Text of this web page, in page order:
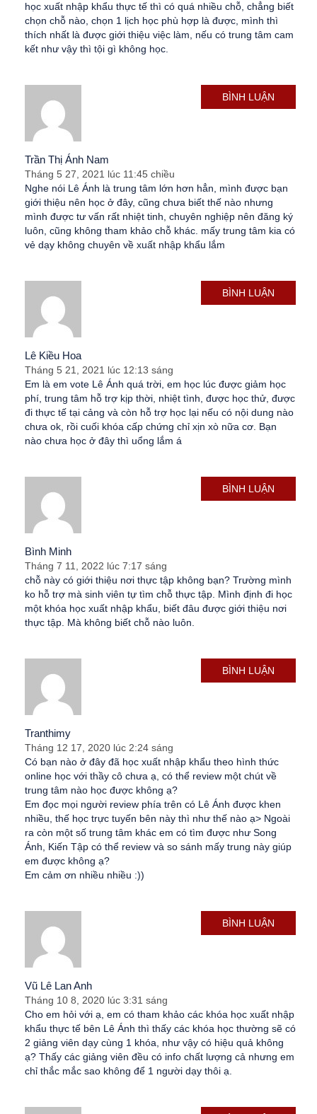
học xuất nhập khẩu thực tế thì có quá nhiều chỗ, chẳng biết
chọn chỗ nào, chọn 1 lịch học phù hợp là được, mình thì
thích nhất là được giới thiệu việc làm, nếu có trung tâm cam
kết như vậy thì tội gì không học.
Trần Thị Ánh Nam
Tháng 5 27, 2021 lúc 11:45 chiều
Nghe nói Lê Ánh là trung tâm lớn hơn hẳn, mình được bạn
giới thiệu nên học ở đây, cũng chưa biết thế nào nhưng
mình được tư vấn rất nhiệt tinh, chuyên nghiệp nên đăng ký
luôn, cũng không tham khảo chỗ khác. mấy trung tâm kia có
vẻ dạy không chuyên về xuất nhập khẩu lắm
BÌNH LUẬN
Lê Kiều Hoa
Tháng 5 21, 2021 lúc 12:13 sáng
Em là em vote Lê Ánh quá trời, em học lúc được giảm học
phí, trung tâm hỗ trợ kịp thời, nhiệt tình, được học thử, được
đi thực tế tại cảng và còn hỗ trợ học lại nếu có nội dung nào
chưa ok, rồi cuối khóa cấp chứng chỉ xịn xò nữa cơ. Bạn
nào chưa học ở đây thì uổng lắm á
BÌNH LUẬN
Bình Minh
Tháng 7 11, 2022 lúc 7:17 sáng
chỗ này có giới thiệu nơi thực tập không bạn? Trường mình
ko hỗ trợ mà sinh viên tự tìm chỗ thực tập. Mình định đi học
một khóa học xuất nhập khẩu, biết đâu được giới thiệu nơi
thực tập. Mà không biết chỗ nào luôn.
BÌNH LUẬN
Tranthimy
Tháng 12 17, 2020 lúc 2:24 sáng
Có bạn nào ở đây đã học xuất nhập khẩu theo hình thức
online học với thầy cô chưa ạ, có thể review một chút về
trung tâm nào học được không ạ?
Em đọc mọi người review phía trên có Lê Ánh được khen
nhiều, thế học trực tuyến bên này thì như thế nào ạ> Ngoài
ra còn một số trung tâm khác em có tìm được như Song
Ánh, Kiến Tập có thể review và so sánh mấy trung này giúp
em được không ạ?
Em cảm ơn nhiều nhiều :))
BÌNH LUẬN
Vũ Lê Lan Anh
Tháng 10 8, 2020 lúc 3:31 sáng
Cho em hỏi với ạ, em có tham khảo các khóa học xuất nhập
khẩu thực tế bên Lê Ánh thì thấy các khóa học thường sẽ có
2 giảng viên dạy cùng 1 khóa, như vậy có hiệu quả không
ạ? Thấy các giảng viên đều có info chất lượng cả nhưng em
chỉ thắc mắc sao không để 1 người dạy thôi ạ.
BÌNH LUẬN